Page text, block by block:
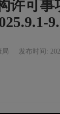
许可事
局 发布时间: